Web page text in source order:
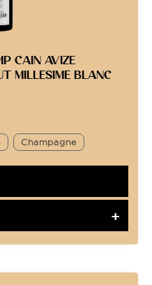
CAIN AVIZE
MILLESIME BLANC
Champagne